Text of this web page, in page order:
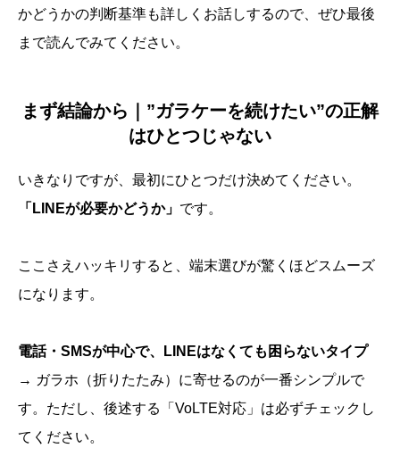
かどうかの判断基準も詳しくお話しするので、ぜひ最後
まで読んでみてください。
まず結論から｜”ガラケーを続けたい”の正解
はひとつじゃない
いきなりですが、最初にひとつだけ決めてください。
「LINEが必要かどうか」 です。
ここさえハッキリすると、端末選びが驚くほどスムーズ
になります。
電話・SMSが中心で、LINEはなくても困らないタイプ
→ ガラホ（折りたたみ）に寄せるのが一番シンプルで
す。ただし、後述する「VoLTE対応」は必ずチェックし
てください。